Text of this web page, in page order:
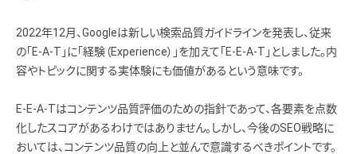
2022年12月、Googleは新しい検索品質ガイドラインを発表し、従来
の「E-A-T」に「経験（Experience）」を加えて「E-E-A-T」としました。内
容やトピックに関する実体験にも価値があるという意味です。
E-E-A-Tはコンテンツ品質評価のための指針であって、各要素を点数
化したスコアがあるわけではありません。しかし、今後のSEO戦略に
おいては、コンテンツ品質の向上と並んで意識するべきポイントです。